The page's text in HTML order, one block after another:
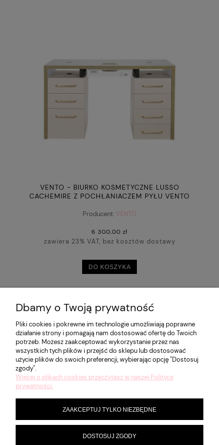
VENTO - BIURKO KOSMETYCZNE LUSSO
CACHEMIRE Z POCHŁANIACZEM PYŁU VENTO
Producent: VENTO
6 300,00 zł
zawiera 23% VAT, bez kosztów dostawy
DO KOSZYKA
MOJE KONTO
PŁATNOŚCI I DOSTAWA
INFORMACJE
Dbamy o Twoją prywatność
Pliki cookies i pokrewne im technologie umożliwiają poprawne
działanie strony i pomagają nam dostosować ofertę do Twoich
potrzeb. Możesz zaakceptować wykorzystanie przez nas
wszystkich tych plików i przejść do sklepu lub dostosować
użycie plików do swoich preferencji, wybierając opcję "Dostosuj
zgody".
Więcej o plikach cookies przeczytasz w naszej Polityce
prywatności.
ZAAKCEPTUJ TYLKO NIEZBĘDNE
DOSTOSUJ ZGODY